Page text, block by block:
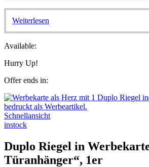
Weiterlesen
Available:
Hurry Up!
Offer ends in:
Schnellansicht
instock
Duplo Riegel in
Türanhänger“, 1er